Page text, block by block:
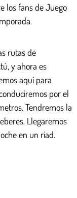
los fans de Juego
rutas de
y ahora es
aquí para
por el
Tendremos la
Llegaremos
en un riad.